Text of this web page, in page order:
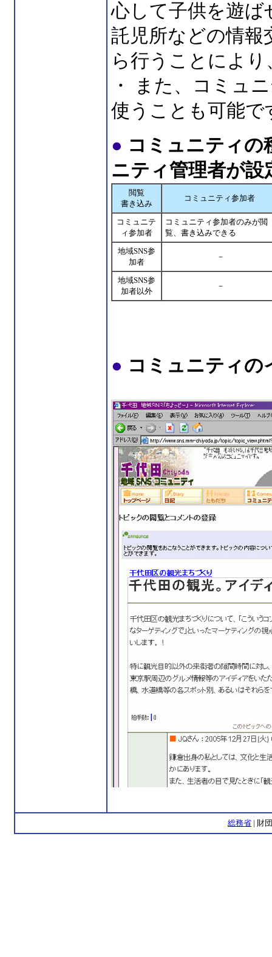
心して子供を遊ば
託児所などの情報
ら行うことによ
・ また、コミュ
使うことも可能で
● コミュニティの
ニティ管理者が設
閲覧
書き込み
コミュニティ参加者
コミュニテ
ィ参加者
コミュニティ参加者のみが閲
覧、書き込みできる
地域SNS参
加者
－
地域SNS参
加者以外
－
● コミュニティの
総務省 | 財